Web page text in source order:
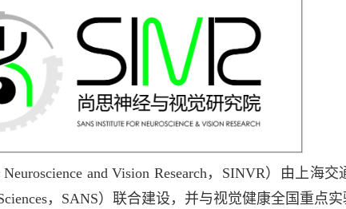
and Vision Research，SINVR）由上海
，SANS）联合建设，并与视觉健康全国重点